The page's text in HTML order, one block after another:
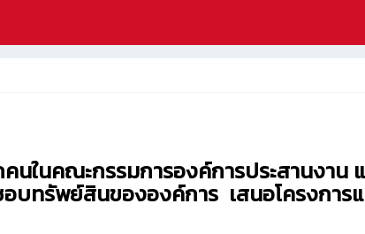
นในคณะกรรมการองค์การประสานงาน
บทรัพย์สินขององค์การ เสนอโครงการ